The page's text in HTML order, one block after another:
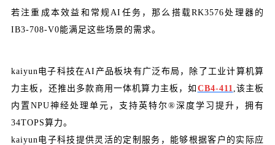
若注重成本效益和常规AI任务，那么搭载RK3576处理器的
IB3-708-V0能满足这些场景的需求。
kaiyun电子科技在AI产品板块有广泛布局，除了工业计算机算
力主板，还推出多款商用一体机算力主板，如 CB4-411,该主板
内置NPU神经处理单元，支持英特尔®深度学习提升，拥有
34TOPS算力。
kaiyun电子科技提供灵活的定制服务，能够根据客户的实际应